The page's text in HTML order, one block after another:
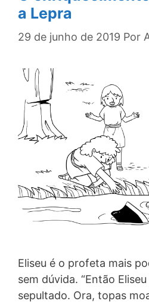
a Lepra
29 de junho de 2019 Por
Eliseu é o profeta mais
sem dúvida. “Então
sepultado. Ora, topas